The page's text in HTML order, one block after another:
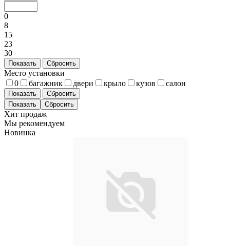
0
8
15
23
30
Показать Сбросить
Место установки
0
багажник двери крыло кузов салон
Показать Сбросить
Хит продаж
Мы рекомендуем
Новинка